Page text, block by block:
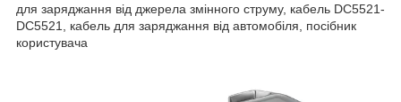
для заряджання від джерела змінного струму, кабель DC5521-
DC5521, кабель для заряджання від автомобіля, посібник
користувача